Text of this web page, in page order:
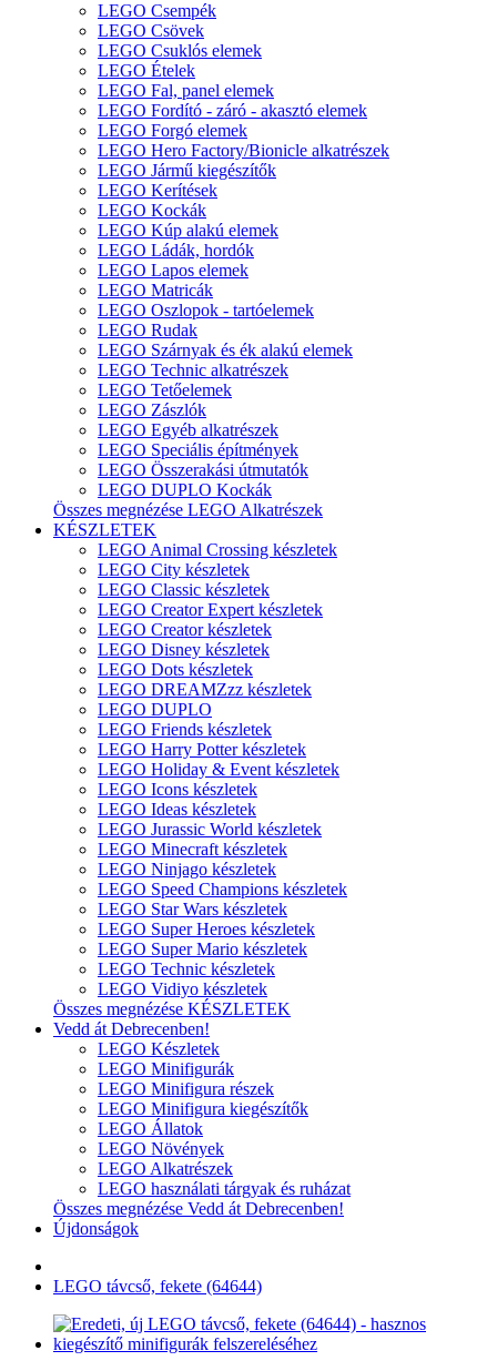
LEGO Csempék
LEGO Csövek
LEGO Csuklós elemek
LEGO Ételek
LEGO Fal, panel elemek
LEGO Fordító - záró - akasztó elemek
LEGO Forgó elemek
LEGO Hero Factory/Bionicle alkatrészek
LEGO Jármű kiegészítők
LEGO Kerítések
LEGO Kockák
LEGO Kúp alakú elemek
LEGO Ládák, hordók
LEGO Lapos elemek
LEGO Matricák
LEGO Oszlopok - tartóelemek
LEGO Rudak
LEGO Szárnyak és ék alakú elemek
LEGO Technic alkatrészek
LEGO Tetőelemek
LEGO Zászlók
LEGO Egyéb alkatrészek
LEGO Speciális építmények
LEGO Összerakási útmutatók
LEGO DUPLO Kockák
Összes megnézése LEGO Alkatrészek
KÉSZLETEK
LEGO Animal Crossing készletek
LEGO City készletek
LEGO Classic készletek
LEGO Creator Expert készletek
LEGO Creator készletek
LEGO Disney készletek
LEGO Dots készletek
LEGO DREAMZzz készletek
LEGO DUPLO
LEGO Friends készletek
LEGO Harry Potter készletek
LEGO Holiday & Event készletek
LEGO Icons készletek
LEGO Ideas készletek
LEGO Jurassic World készletek
LEGO Minecraft készletek
LEGO Ninjago készletek
LEGO Speed Champions készletek
LEGO Star Wars készletek
LEGO Super Heroes készletek
LEGO Super Mario készletek
LEGO Technic készletek
LEGO Vidiyo készletek
Összes megnézése KÉSZLETEK
Vedd át Debrecenben!
LEGO Készletek
LEGO Minifigurák
LEGO Minifigura részek
LEGO Minifigura kiegészítők
LEGO Állatok
LEGO Növények
LEGO Alkatrészek
LEGO használati tárgyak és ruházat
Összes megnézése Vedd át Debrecenben!
Újdonságok
LEGO távcső, fekete (64644)